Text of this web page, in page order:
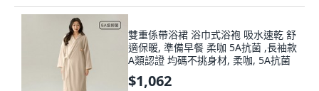
雙重係帶浴裙 浴巾式浴袍 吸水速乾 舒
適保暖, 準備早餐 柔咖 5A抗菌 ,長袖款
A類認證 均碼不挑身材, 柔咖, 5A抗菌
$1,062